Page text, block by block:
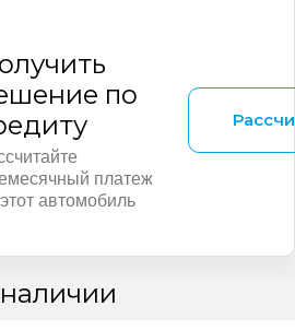
по
платеж
автомобиль